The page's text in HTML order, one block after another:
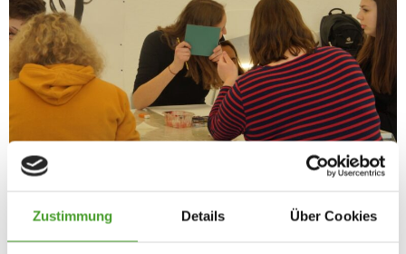
Zustimmung Details Über Cookies